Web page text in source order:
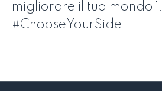
migliorare il tuo mondo".
#ChooseYourSide